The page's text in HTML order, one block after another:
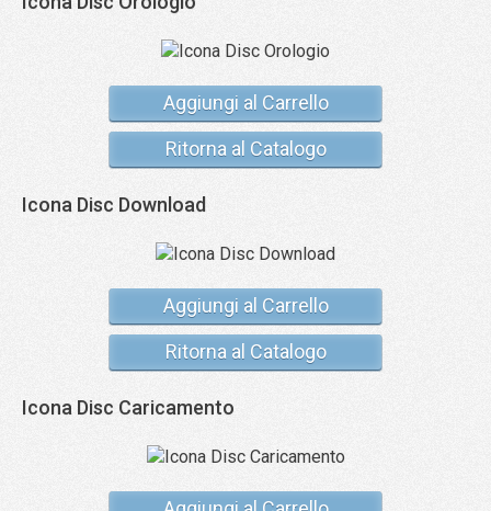
Aggiungi al Carrello
Ritorna al Catalogo
Icona Disc Download
Aggiungi al Carrello
Ritorna al Catalogo
Icona Disc Caricamento